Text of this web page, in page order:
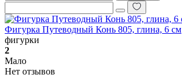
Фигурка Путеводный Конь 805, глина, 6 см
фигурки
2
Мало
Нет отзывов